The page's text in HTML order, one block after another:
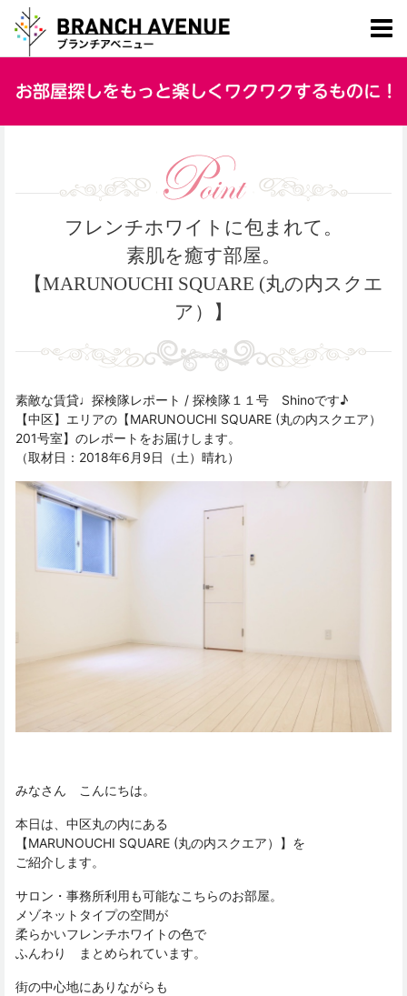
フレンチホワイトに包まれて。
素肌を癒す部屋。
【MARUNOUCHI SQUARE (丸の内スクエ
ア）】
素敵な賃貸♩探検隊レポート / 探検隊１１号 Shinoです♪
【中区】エリアの【MARUNOUCHI SQUARE (丸の内スクエア）
201号室】のレポートをお届けします。
（取材日：2018年6月9日（土）晴れ）
みなさん こんにちは。
本日は、中区丸の内にある
【MARUNOUCHI SQUARE (丸の内スクエア）】を
ご紹介します。
サロン・事務所利用も可能なこちらのお部屋。
メゾネットタイプの空間が
柔らかいフレンチホワイトの色で
ふんわり まとめられています。
街の中心地にありながらも